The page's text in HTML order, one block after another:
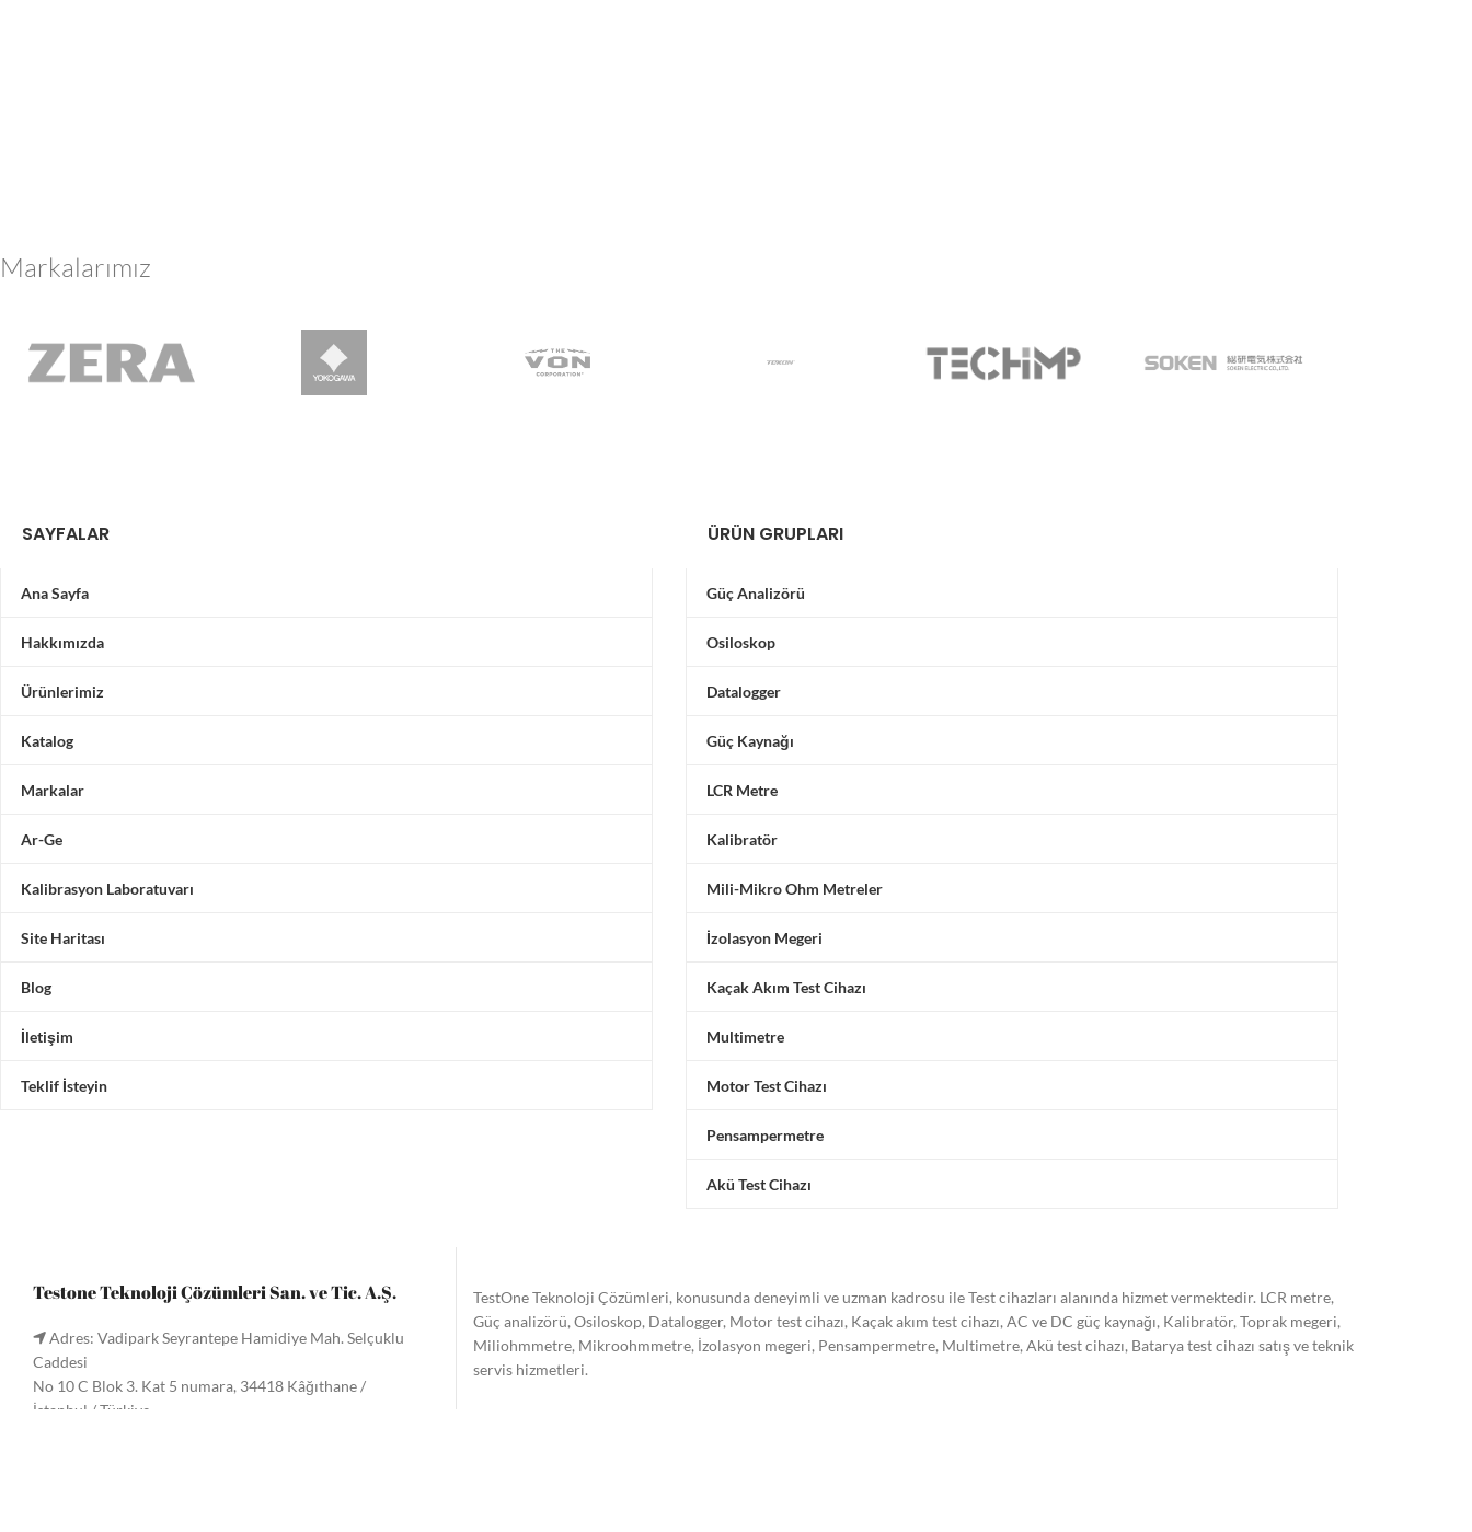
Markalarımız
SAYFALAR
Ana Sayfa
Hakkımızda
Ürünlerimiz
Katalog
Markalar
Ar-Ge
Kalibrasyon Laboratuvarı
Site Haritası
Blog
İletişim
Teklif İsteyin
ÜRÜN GRUPLARI
Güç Analizörü
Osiloskop
Datalogger
Güç Kaynağı
LCR Metre
Kalibratör
Mili-Mikro Ohm Metreler
İzolasyon Megeri
Kaçak Akım Test Cihazı
Multimetre
Motor Test Cihazı
Pensampermetre
Akü Test Cihazı
Testone Teknoloji Çözümleri San. ve Tic. A.Ş.
Adres: Vadipark Seyrantepe Hamidiye Mah. Selçuklu
Caddesi
No 10 C Blok 3. Kat 5 numara, 34418 Kâğıthane /
İstanbul / Türkiye
TestOne Teknoloji Çözümleri, konusunda deneyimli ve uzman kadrosu ile Test cihazları alanında hizmet vermektedir. LCR metre,
Güç analizörü, Osiloskop, Datalogger, Motor test cihazı, Kaçak akım test cihazı, AC ve DC güç kaynağı, Kalibratör, Toprak megeri,
Miliohmmetre, Mikroohmmetre, İzolasyon megeri, Pensampermetre, Multimetre, Akü test cihazı, Batarya test cihazı satış ve teknik
servis hizmetleri.